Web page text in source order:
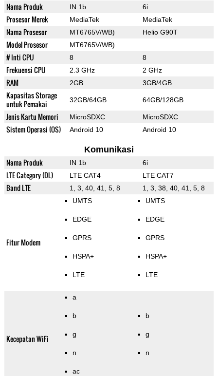
Nama Produk IN 1b 6i
Prosesor Merek MediaTek MediaTek
Nama Prosesor MT6765V/WB) Helio G90T
Model Prosesor MT6765V/WB)
# Inti CPU 8 8
Frekuensi CPU 2.3 GHz 2 GHz
RAM 2GB 3GB/4GB
Kapasitas Storage
untuk Pemakai
32GB/64GB 64GB/128GB
Jenis Kartu Memori MicroSDXC MicroSDXC
Sistem Operasi (OS) Android 10 Android 10
Komunikasi
Nama Produk IN 1b 6i
LTE Category (DL) LTE CAT4 LTE CAT7
Band LTE 1, 3, 40, 41, 5, 8 1, 3, 38, 40, 41, 5, 8
Fitur Modem
UMTS
EDGE
GPRS
HSPA+
LTE
UMTS
EDGE
GPRS
HSPA+
LTE
Kecepatan WiFi
a
b
g
n
ac
b
g
n